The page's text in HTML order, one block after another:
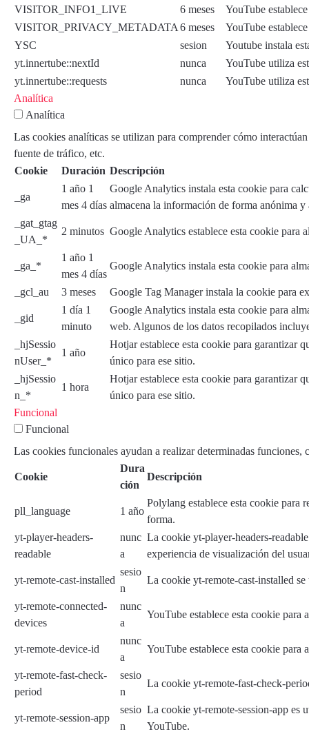
VISITOR_INFO1_LIVE
6 meses
YouTube
VISITOR_PRIVACY_METADATA 6 meses
YouTube
YSC
sesion
Youtube instala
yt.innertube::nextId
nunca
YouTube utiliza
yt.innertube::requests
nunca
YouTube utiliza
Analítica
Analítica
Las cookies analíticas se utilizan para comprender cómo
fuente de tráfico, etc.
Cookie
Duración Descripción
_ga
1 año 1
mes 4 días
Google Analytics instala esta cookie para
almacena la información de forma anónima
_gat_gtag
_UA_*
2 minutos Google Analytics establece esta cookie para
_ga_*
1 año 1
mes 4 días
Google Analytics instala esta cookie para
_gcl_au 3 meses Google Tag Manager instala la cookie para
_gid
1 día 1
minuto
Google Analytics instala esta cookie para
web. Algunos de los datos recopilados
_hjSessio
nUser_*
1 año
Hotjar establece esta cookie para garantizar
único para ese sitio.
_hjSessio
n_*
1 hora
Hotjar establece esta cookie para garantizar
único para ese sitio.
Funcional
Funcional
Las cookies funcionales ayudan a realizar determinadas
Cookie
Dura
ción
Descripción
pll_language 1 año
Polylang establece esta cookie para
forma.
yt-player-headers-
readable
nunc
a
La cookie yt-player-headers-
experiencia de visualización del
yt-remote-cast-installed
sesio
n
La cookie yt-remote-cast-installed
yt-remote-connected-
devices
nunc
a
YouTube establece esta cookie para
yt-remote-device-id
nunc
a
YouTube establece esta cookie para
yt-remote-fast-check-
period
sesio
n
La cookie yt-remote-fast-check-
yt-remote-session-app
sesio
n
La cookie yt-remote-session-app es
YouTube.